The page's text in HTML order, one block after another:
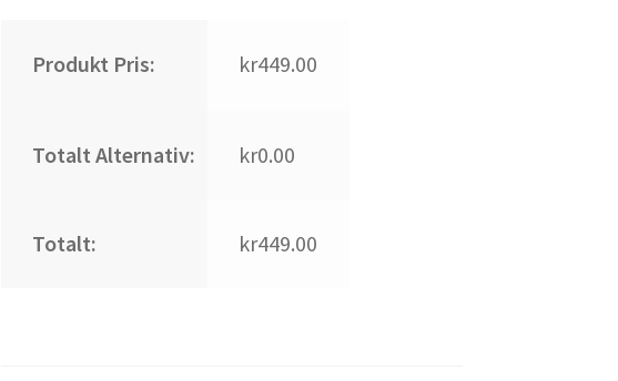
Produkt Pris: kr449.00
Totalt Alternativ: kr0.00
Totalt: kr449.00